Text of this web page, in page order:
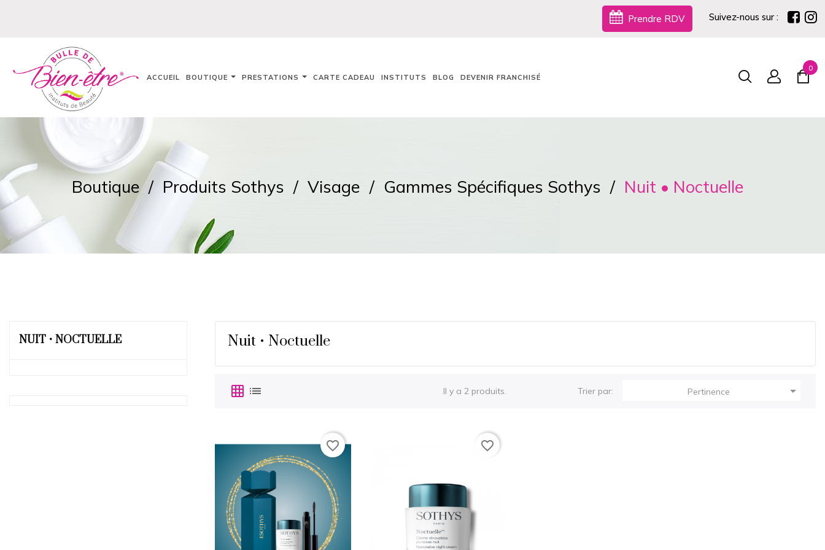
Prendre RDV Suivez-nous sur :
ACCUEIL BOUTIQUE PRESTATIONS CARTE CADEAU INSTITUTS BLOG DEVENIR FRANCHISÉ
0
Boutique Produits Sothys Visage Gammes Spécifiques Sothys Nuit • Noctuelle
NUIT • NOCTUELLE Nuit • Noctuelle
grid_on list Il y a 2 produits. Trier par: Pertinence 
favorite_border favorite_border